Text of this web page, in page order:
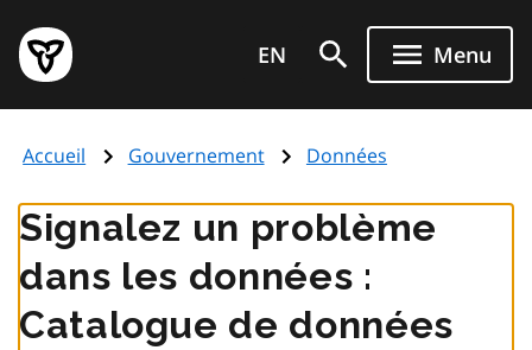
au
contenu
principal
Page
d'accueil
de
EN Menu
Accueil Gouvernement Données
Signalez un problème
dans les données :
Catalogue de données